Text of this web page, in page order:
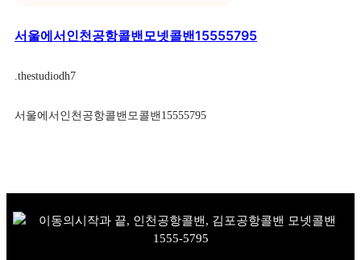
서울에서인천공항콜밴모넷콜밴15555795
thestudiodh7
서울에서인천공항콜밴모콜밴15555795